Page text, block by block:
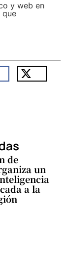
y web en
que
de
un
a la